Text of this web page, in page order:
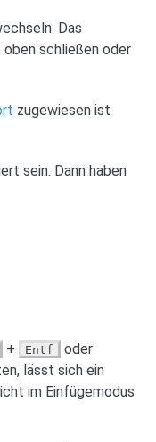
Das
schließen oder
zugewiesen ist
sein. Dann haben
+ Entf
oder
lässt sich ein
im Einfügemodus